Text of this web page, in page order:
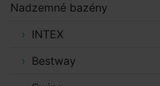
Nadzemné bazény
INTEX
Bestway